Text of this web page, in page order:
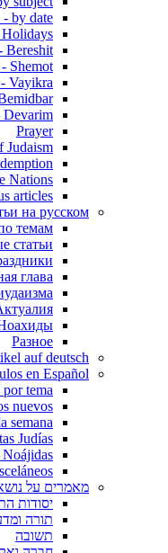
by date
Bereshit
Shemot
Vayikra
Devarim
Prayer
Judaism
Nations
articles
на русском
темам
статьи
глава
Разное
auf deutsch
en Español
tema
nuevos
semana
Judías
מאמרים על
יסודות
תורה
תשובה